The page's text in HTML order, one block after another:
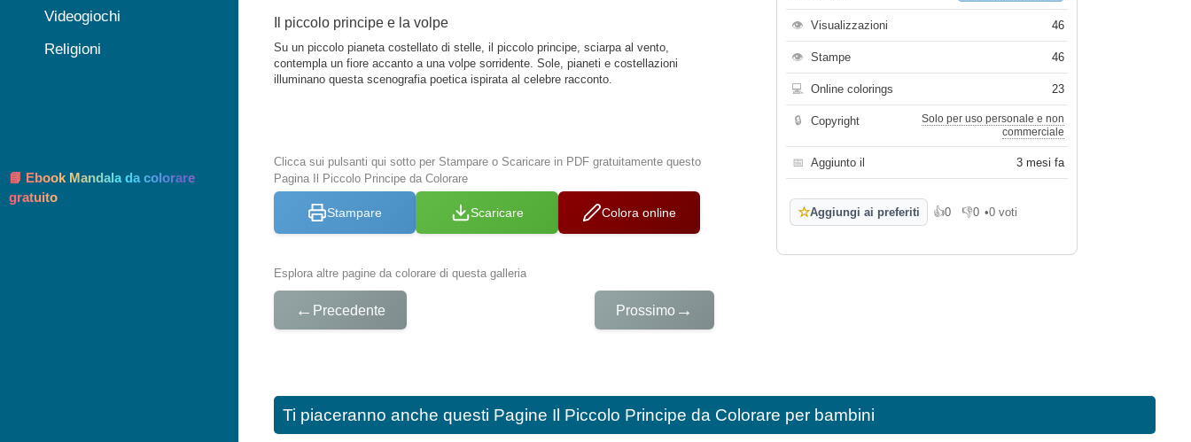
Il piccolo principe e la volpe
Su un piccolo pianeta costellato di stelle, il piccolo principe, sciarpa al vento,
contempla un fiore accanto a una volpe sorridente. Sole, pianeti e costellazioni
illuminano questa scenografia poetica ispirata al celebre racconto.
Clicca sui pulsanti qui sotto per Stampare o Scaricare in PDF gratuitamente questo
Pagina Il Piccolo Principe da Colorare
Stampare Scaricare Colora online
Esplora altre pagine da colorare di questa galleria
← Precedente Prossimo →
👁 Visualizzazioni 46
👁 Stampe 46
💻 Online colorings 23
🔒 Copyright
Solo per uso personale e non
commerciale
📅 Aggiunto il 3 mesi fa
☆Aggiungi ai preferiti 👍0
Mi piace
👎0
Non mi piace
•0 voti
Ti piaceranno anche questi Pagine Il Piccolo Principe da Colorare per bambini
Videogiochi
Religioni
📘 Ebook Mandala da colorare
gratuito